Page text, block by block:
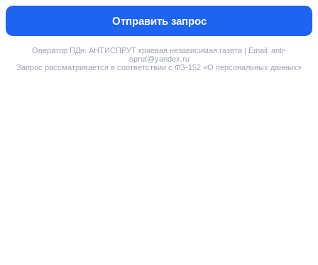
Отправить запрос
Оператор ПДн: АНТИСПРУТ краевая независимая газета | Email: anti-
sprut@yandex.ru
Запрос рассматривается в соответствии с ФЗ-152 «О персональных данных»